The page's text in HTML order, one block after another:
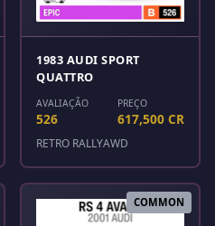
1983 AUDI SPORT
QUATTRO
AVALIAÇÃO
526
PREÇO
617,500 CR
RETRO RALLYAWD
COMMON